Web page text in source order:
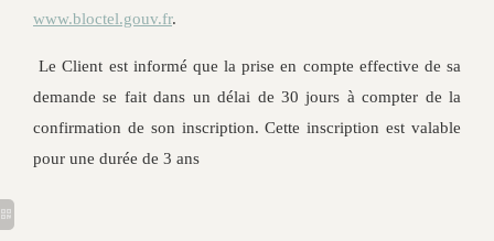
www.bloctel.gouv.fr.
Le Client est informé que la prise en compte effective de sa
demande se fait dans un délai de 30 jours à compter de la
confirmation de son inscription. Cette inscription est valable
pour une durée de 3 ans